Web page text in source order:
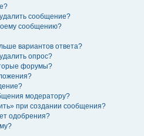
сообщение?
сообщению?
вариантов ответа?
опрос?
форумы?
модератору?
при создании сообщения?
одобрения?